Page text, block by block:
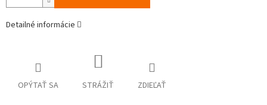
Detailné informácie
OPÝTAŤ SA STRÁŽIŤ ZDIEĽAŤ